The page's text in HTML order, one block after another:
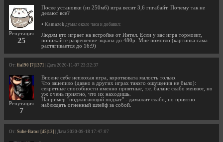
Репутация
25
После установки (из 250мб) игра весит 3,6 гигабайт. Почему так не
делают все?
• Kamazok думал около часа и добавил:
Людям кто играет на встройке от Интел. Если у вас игра тормозит,
понижайте разрешение экрана до 480p. Мне помогло (картинка сама
растягивается до 16:9)
От: fial90 [7|137] | Дата 2020-11-07 23:32:37
Репутация
7
Вполне себе неплохая игра, коротковата малость только.
Что зацепило (давно в других играх такого ощущения не было):
секретные способности именно приятные, т.е. баланс слабо меняют, но
уж очень приятно, что их находишь.
Например "поджигающий подкат" - дамажит слабо, но приятно
наблюдать огненный шлейф за собой.
От: Suhe-Bator [45|12] | Дата 2020-09-18 17:47:07